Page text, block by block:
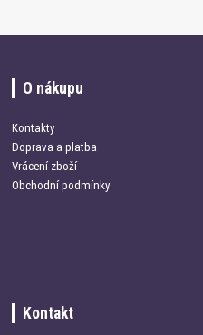
O nákupu
Kontakty
Doprava a platba
Vrácení zboží
Obchodní podmínky
Kontakt